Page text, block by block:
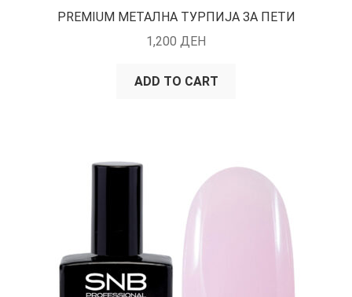
PREMIUM МЕТАЛНА ТУРПИЈА ЗА ПЕТИ
1,200 ДЕН
ADD TO CART